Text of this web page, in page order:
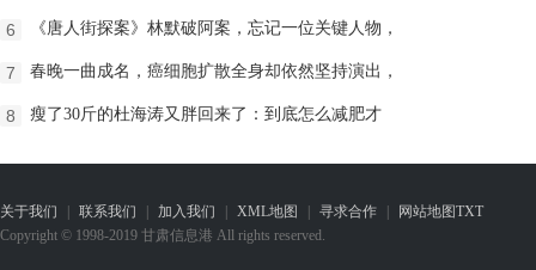
6 《唐人街探案》林默破阿案，忘记一位关键人物，
7 春晚一曲成名，癌细胞扩散全身却依然坚持演出，
8 瘦了30斤的杜海涛又胖回来了：到底怎么减肥才
关于我们 | 联系我们 | 加入我们 | XML地图 | 寻求合作 | 网站地图TXT
Copyright © 1998-2019 甘肃信息港 All rights reserved.